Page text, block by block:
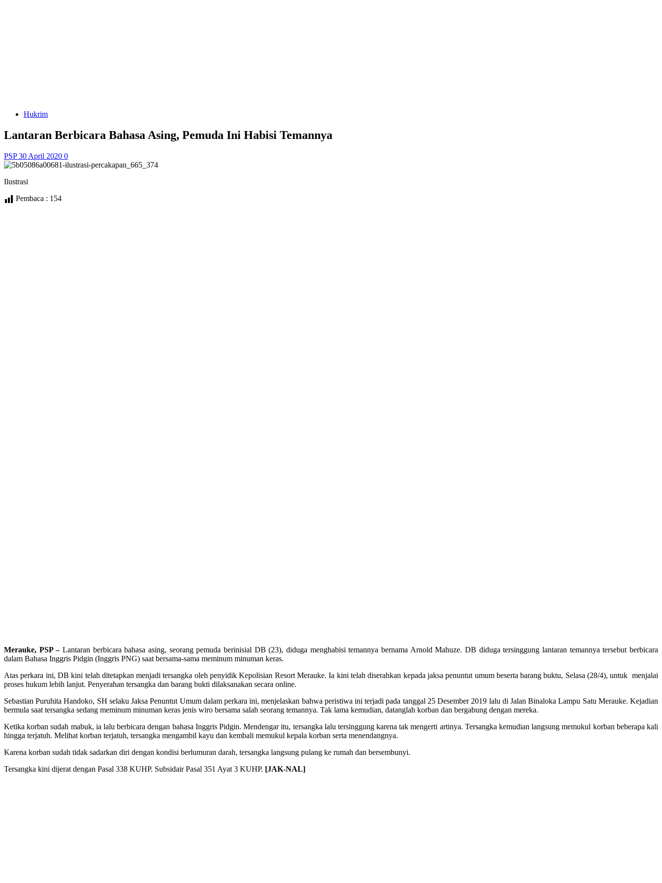
Hukrim
Lantaran Berbicara Bahasa Asing, Pemuda Ini Habisi Temannya
PSP30 April 2020 0
Ilustrasi
Pembaca : 154
Merauke, PSP –Lantaran berbicara bahasa asing, seorang pemuda berinisial DB (23), diduga menghabisi temannya bernama Arnold Mahuze. DB diduga tersinggung lantaran temannya tersebut berbicara
dalam Bahasa Inggris Pidgin (Inggris PNG) saat bersama-sama meminum minuman keras.
Atas perkara ini, DB kini telah ditetapkan menjadi tersangka oleh penyidik Kepolisian Resort Merauke. Ia kini telah diserahkan kepada jaksa penuntut umum beserta barang buktu, Selasa (28/4), untuk menjalai
proses hukum lebih lanjut. Penyerahan tersangka dan barang bukti dilaksanakan secara online.
Sebastian Puruhita Handoko, SH selaku Jaksa Penuntut Umum dalam perkara ini, menjelaskan bahwa peristiwa ini terjadi pada tanggal 25 Desember 2019 lalu di Jalan Binaloka Lampu Satu Merauke. Kejadian
bermula saat tersangka sedang meminum minuman keras jenis wiro bersama salah seorang temannya. Tak lama kemudian, datanglah korban dan bergabung dengan mereka.
Ketika korban sudah mabuk, ia lalu berbicara dengan bahasa Inggris Pidgin. Mendengar itu, tersangka lalu tersinggung karena tak mengerti artinya. Tersangka kemudian langsung memukul korban beberapa kali
hingga terjatuh. Melihat korban terjatuh, tersangka mengambil kayu dan kembali memukul kepala korban serta menendangnya.
Karena korban sudah tidak sadarkan diri dengan kondisi berlumuran darah, tersangka langsung pulang ke rumah dan bersembunyi.
Tersangka kini dijerat dengan Pasal 338 KUHP. Subsidair Pasal 351 Ayat 3 KUHP. [JAK-NAL]